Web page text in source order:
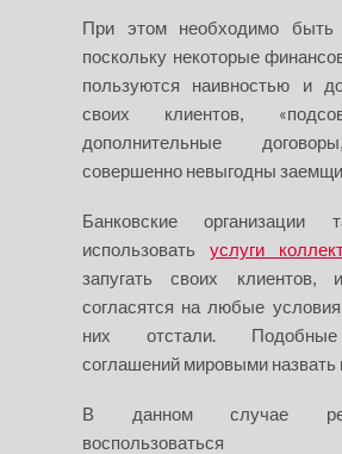
При этом необходимо быть
поскольку некоторые
пользуются наивностью и
своих клиентов,
дополнительные
совершенно невыгодны
Банковские организации
использовать услуги
запугать своих клиентов,
согласятся на любые
них отстали.
соглашений мировыми назвать
В данном случае
воспользоваться